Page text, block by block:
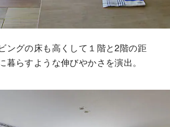
ングの床も高くして１階と2階の距
暮らすような伸びやかさを演出。